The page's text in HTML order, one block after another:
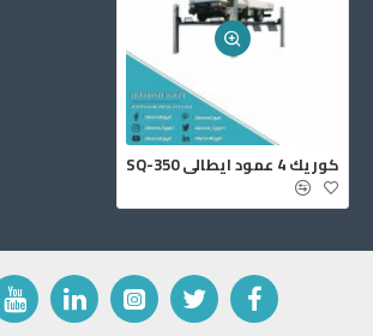
كوريك 4 عمود ايطالي SQ-350